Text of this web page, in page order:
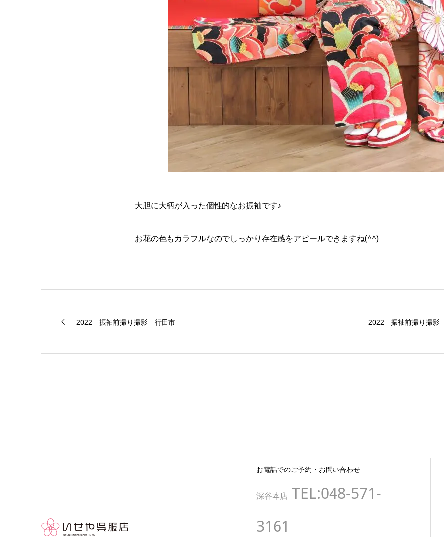
大胆に大柄が入った個性的なお振袖です♪
お花の色もカラフルなのでしっかり存在感をアピールできますね(^^)
2022 振袖前撮り撮影 行田市 2022 振袖前撮り撮
お電話でのご予約・お問い合わせ
深谷本店TEL:048-571-
3161